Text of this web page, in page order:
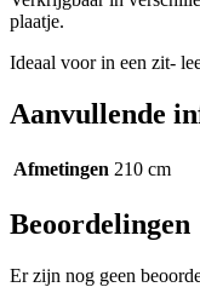
plaatje.
Ideaal voor in een zit-
Aanvullende
Afmetingen 210 cm
Beoordelingen
Er zijn nog geen